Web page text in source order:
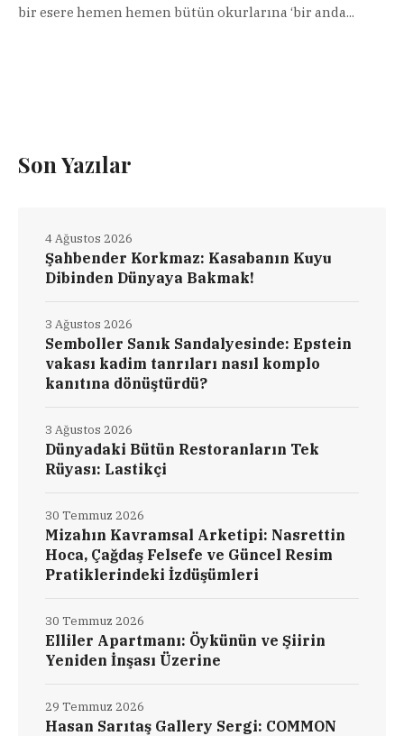
bir esere hemen hemen bütün okurlarına ‘bir anda...
Son Yazılar
Şahbender Korkmaz: Kasabanın Kuyu
Dibinden Dünyaya Bakmak!
4 Ağustos 2026
Semboller Sanık Sandalyesinde: Epstein
vakası kadim tanrıları nasıl komplo
kanıtına dönüştürdü?
3 Ağustos 2026
Dünyadaki Bütün Restoranların Tek
Rüyası: Lastikçi
3 Ağustos 2026
Mizahın Kavramsal Arketipi: Nasrettin
Hoca, Çağdaş Felsefe ve Güncel Resim
Pratiklerindeki İzdüşümleri
30 Temmuz 2026
Elliler Apartmanı: Öykünün ve Şiirin
Yeniden İnşası Üzerine
30 Temmuz 2026
Hasan Sarıtaş Gallery Sergi: COMMON
29 Temmuz 2026